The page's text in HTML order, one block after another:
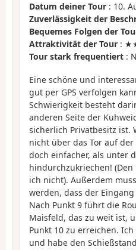
Datum deiner Tour : 10.
Zuverlässigkeit der
Bequemes Folgen der
Attraktivität der Tour :
Tour stark frequentiert :
Eine schöne und
gut per GPS verfolgen
Schwierigkeit besteht
anderen Seite der
sicherlich Privatbesitz ist.
nicht über das Tor auf der
doch einfacher, als unter
hindurchzukriechen!
ich nicht). Außerdem
werden, dass der
Nach Punkt 9 führt die
Maisfeld, das zu weit ist,
Punkt 10 zu erreichen.
und habe den